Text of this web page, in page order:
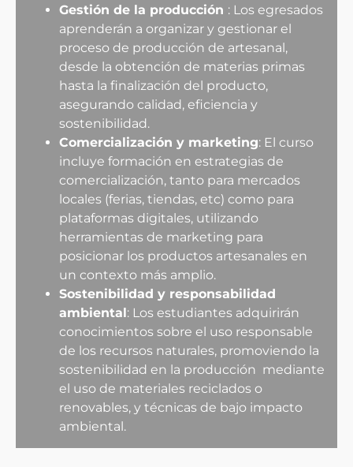
Gestión de la producción : Los egresados
aprenderán a organizar y gestionar el
proceso de producción de artesanal,
desde la obtención de materias primas
hasta la finalización del producto,
asegurando calidad, eficiencia y
sostenibilidad.
Comercialización y marketing: El curso
incluye formación en estrategias de
comercialización, tanto para mercados
locales (ferias, tiendas, etc) como para
plataformas digitales, utilizando
herramientas de marketing para
posicionar los productos artesanales en
un contexto más amplio.
Sostenibilidad y responsabilidad
ambiental : Los estudiantes adquirirán
conocimientos sobre el uso responsable
de los recursos naturales, promoviendo la
sostenibilidad en la producción mediante
el uso de materiales reciclados o
renovables, y técnicas de bajo impacto
ambiental.